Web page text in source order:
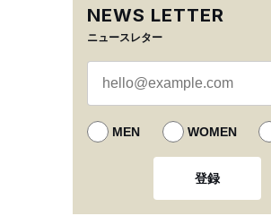
NEWS LETTER
ニュースレター
MEN WOMEN
登録